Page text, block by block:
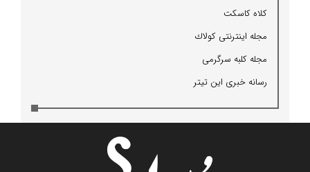
كلاه كاسكت
مجله اینترنتی كولاك
مجله كلبه سرگرمی
رسانه خبری این تیتر